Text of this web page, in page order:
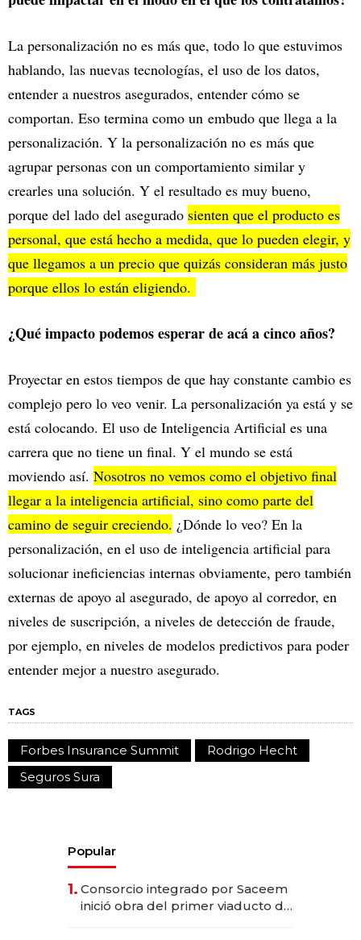
La personalización no es más que, todo lo que estuvimos
hablando, las nuevas tecnologías, el uso de los datos,
entender a nuestros asegurados, entender cómo se
comportan. Eso termina como un embudo que llega a la
personalización. Y la personalización no es más que
agrupar personas con un comportamiento similar y
crearles una solución. Y el resultado es muy bueno,
porque del lado del asegurado sienten que el producto es
personal, que está hecho a medida, que lo pueden elegir, y
que llegamos a un precio que quizás consideran más justo
porque ellos lo están eligiendo.
¿Qué impacto podemos esperar de acá a cinco años?
Proyectar en estos tiempos de que hay constante cambio es
complejo pero lo veo venir. La personalización ya está y se
está colocando. El uso de Inteligencia Artificial es una
carrera que no tiene un final. Y el mundo se está
moviendo así. Nosotros no vemos como el objetivo final
llegar a la inteligencia artificial, sino como parte del
camino de seguir creciendo. ¿Dónde lo veo? En la
personalización, en el uso de inteligencia artificial para
solucionar ineficiencias internas obviamente, pero también
externas de apoyo al asegurado, de apoyo al corredor, en
niveles de suscripción, a niveles de detección de fraude,
por ejemplo, en niveles de modelos predictivos para poder
entender mejor a nuestro asegurado.
TAGS
Forbes Insurance Summit
Rodrigo Hecht
Seguros Sura
Popular
1. Consorcio integrado por Saceem
inició obra del primer viaducto de